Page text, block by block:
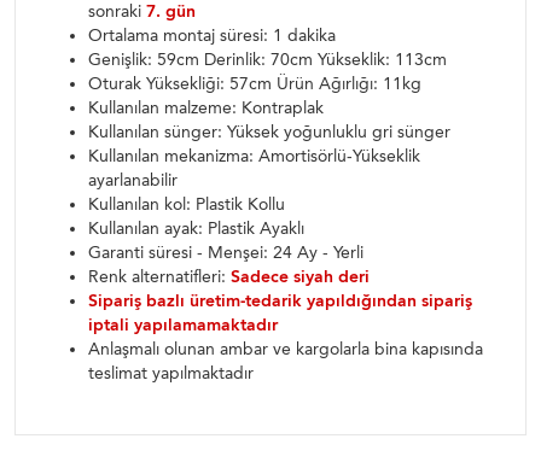
sonraki 7. gün
Ortalama montaj süresi: 1 dakika
Genişlik: 59cm Derinlik: 70cm Yükseklik: 113cm
Oturak Yüksekliği: 57cm Ürün Ağırlığı: 11kg
Kullanılan malzeme: Kontraplak
Kullanılan sünger: Yüksek yoğunluklu gri sünger
Kullanılan mekanizma: Amortisörlü-Yükseklik
ayarlanabilir
Kullanılan kol: Plastik Kollu
Kullanılan ayak: Plastik Ayaklı
Garanti süresi - Menşei: 24 Ay - Yerli
Renk alternatifleri: Sadece siyah deri
Sipariş bazlı üretim-tedarik yapıldığından sipariş
iptali yapılamamaktadır
Anlaşmalı olunan ambar ve kargolarla bina kapısında
teslimat yapılmaktadır